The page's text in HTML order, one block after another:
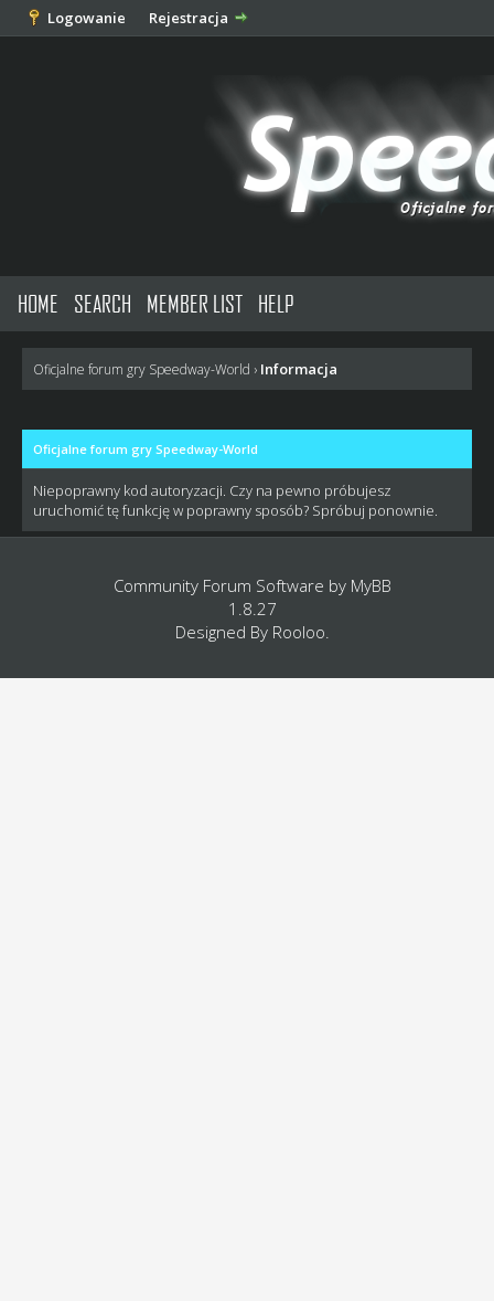
Logowanie Rejestracja
HOME SEARCH MEMBER LIST HELP
Oficjalne forum gry Speedway-World › Informacja
Oficjalne forum gry Speedway-World
Niepoprawny kod autoryzacji. Czy na pewno próbujesz
uruchomić tę funkcję w poprawny sposób? Spróbuj ponownie.
Community Forum Software by MyBB
1.8.27
Designed By Rooloo.